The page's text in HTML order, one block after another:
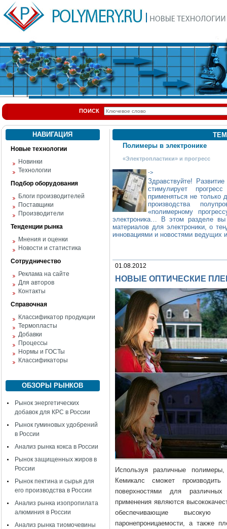
ПОИСК
НАВИГАЦИЯ
Новые технологии
Новинки
Технологии
Подбор оборудования
Блоги производителей
Поставщики
Производители
Тенденции рынка
Мнения и оценки
Новости и статистика
Сотрудничество
Реклама на сайте
Для авторов
Контакты
Справочная
Классификатор продукции
Термопласты
Добавки
Процессы
Нормы и ГОСТы
Классификаторы
ОБЗОРЫ РЫНКОВ
Рынок энергетических
добавок для КРС в России
Рынок гуминовых удобрений
в России
Анализ рынка кокса в России
Рынок защищенных жиров в
России
Рынок пектина и сырья для
его производства в России
Анализ рынка изопропилата
алюминия в России
Анализ рынка тиомочевины
Полимеры в электронике
«Электропластики» и прогресс
->
Здравствуйте!
стимулирует
применяться не только
производства
«полимерному
электроника… В этом разделе вы
материалов для электроники, о
инновациями и новостями ведущих
01.08.2012
НОВЫЕ ОПТИЧЕСКИЕ
Используя различные
Кемикалс сможет
поверхностями для
применения являются
обеспечивающие высокую
паронепроницаемости, а также